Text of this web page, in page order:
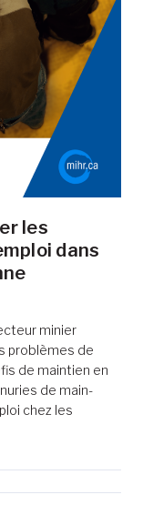
les
dans
minier
problèmes de
de maintien en
de main-
chez les